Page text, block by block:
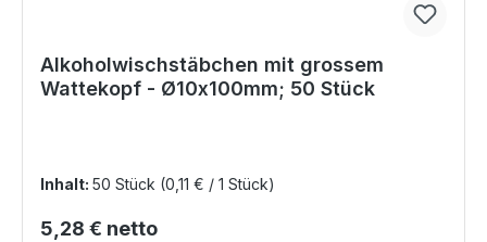
Alkoholwischstäbchen mit grossem
Wattekopf - Ø10x100mm; 50 Stück
Inhalt: 50 Stück (0,11 € / 1 Stück)
Regulärer Preis:
5,28 € netto